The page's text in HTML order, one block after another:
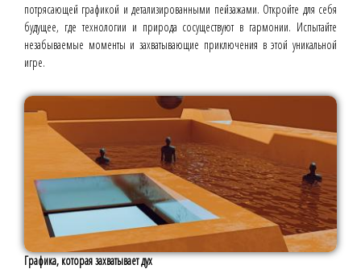
потрясающей графикой и детализированными пейзажами. Откройте для себя
будущее, где технологии и природа сосуществуют в гармонии. Испытайте
незабываемые моменты и захватывающие приключения в этой уникальной
игре.
Графика, которая захватывает дух